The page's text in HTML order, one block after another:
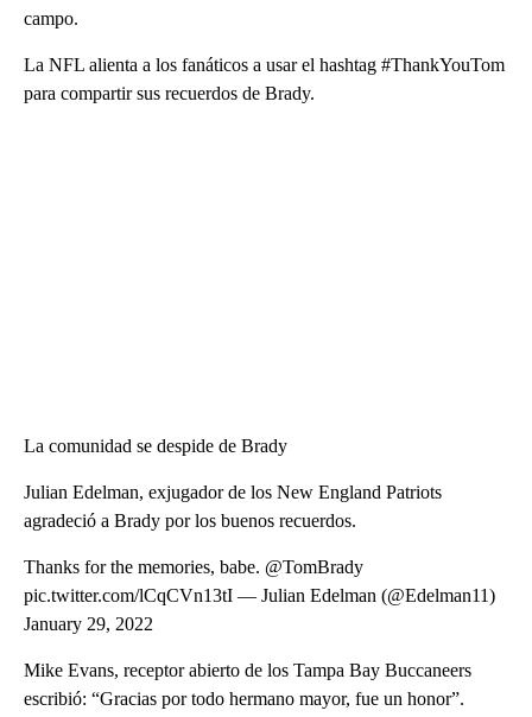
campo.
La NFL alienta a los fanáticos a usar el hashtag #ThankYouTom
para compartir sus recuerdos de Brady.
La comunidad se despide de Brady
Julian Edelman, exjugador de los New England Patriots
agradeció a Brady por los buenos recuerdos.
Thanks for the memories, babe. @TomBrady
pic.twitter.com/lCqCVn13tI — Julian Edelman (@Edelman11)
January 29, 2022
Mike Evans, receptor abierto de los Tampa Bay Buccaneers
escribió: “Gracias por todo hermano mayor, fue un honor”.